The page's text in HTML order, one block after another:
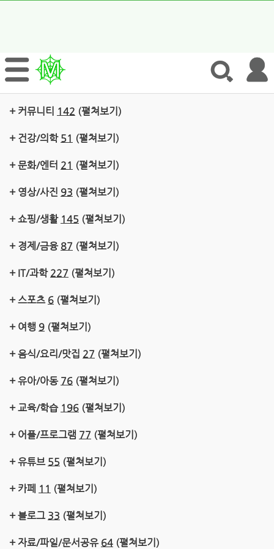
+ 커뮤니티 142 (펼쳐보기)
+ 건강/의학 51 (펼쳐보기)
+ 문화/엔터 21 (펼쳐보기)
+ 영상/사진 93 (펼쳐보기)
+ 쇼핑/생활 145 (펼쳐보기)
+ 경제/금융 87 (펼쳐보기)
+ IT/과학 227 (펼쳐보기)
+ 스포츠 6 (펼쳐보기)
+ 여행 9 (펼쳐보기)
+ 음식/요리/맛집 27 (펼쳐보기)
+ 유아/아동 76 (펼쳐보기)
+ 교육/학습 196 (펼쳐보기)
+ 어플/프로그램 77 (펼쳐보기)
+ 유튜브 55 (펼쳐보기)
+ 카페 11 (펼쳐보기)
+ 블로그 33 (펼쳐보기)
+ 자료/파일/문서공유 64 (펼쳐보기)